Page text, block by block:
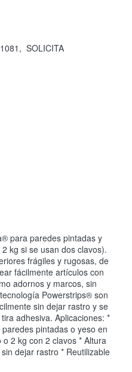
, SOLICITA
para paredes pintadas y
kg si se usan dos clavos).
frágiles y rugosas, de
fácilmente artículos con
adornos y marcos, sin
Powerstrips® son
sin dejar rastro y se
adhesiva. Aplicaciones: *
pintadas o yeso en
2 kg con 2 clavos * Altura
dejar rastro * Reutilizable